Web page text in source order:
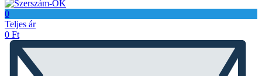
0
Teljes ár
0 Ft